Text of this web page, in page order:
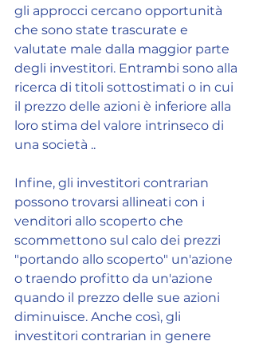
gli approcci cercano opportunità
che sono state trascurate e
valutate male dalla maggior parte
degli investitori. Entrambi sono alla
ricerca di titoli sottostimati o in cui
il prezzo delle azioni è inferiore alla
loro stima del valore intrinseco di
una società ..
Infine, gli investitori contrarian
possono trovarsi allineati con i
venditori allo scoperto che
scommettono sul calo dei prezzi
"portando allo scoperto" un'azione
o traendo profitto da un'azione
quando il prezzo delle sue azioni
diminuisce. Anche così, gli
investitori contrarian in genere